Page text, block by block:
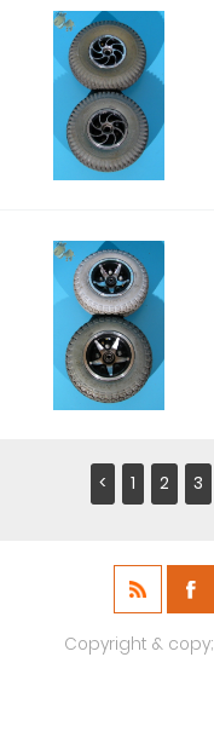
< 1 2 3
Copyright & copy;